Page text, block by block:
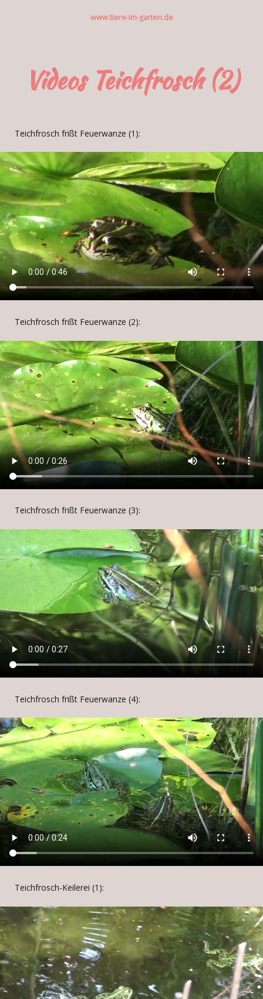
www.tiere-im-garten.de
Videos Teichfrosch (2)
Teichfrosch frißt Feuerwanze (1):
Teichfrosch frißt Feuerwanze (2):
Teichfrosch frißt Feuerwanze (3):
Teichfrosch frißt Feuerwanze (4):
Teichfrosch-Keilerei (1):